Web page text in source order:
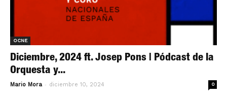
OCNE
Diciembre, 2024 ft. Josep Pons | Pódcast de la
Orquesta y...
Mario Mora - diciembre 10, 2024 0